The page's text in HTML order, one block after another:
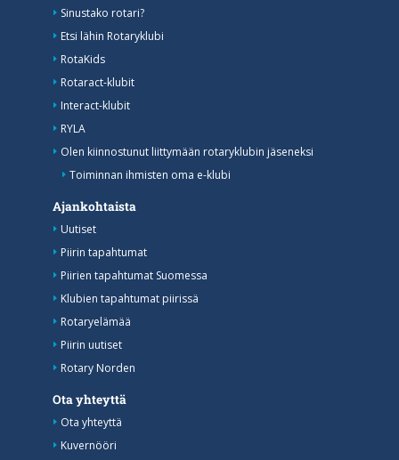
Sinustako rotari?
Etsi lähin Rotaryklubi
RotaKids
Rotaract-klubit
Interact-klubit
RYLA
Olen kiinnostunut liittymään rotaryklubin jäseneksi
Toiminnan ihmisten oma e-klubi
Ajankohtaista
Uutiset
Piirin tapahtumat
Piirien tapahtumat Suomessa
Klubien tapahtumat piirissä
Rotaryelämää
Piirin uutiset
Rotary Norden
Ota yhteyttä
Ota yhteyttä
Kuvernööri